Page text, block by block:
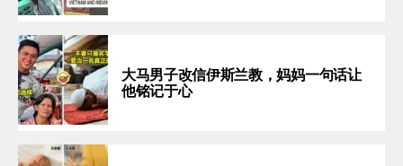
大马男子改信伊斯兰教，妈妈一句话让
他铭记于心